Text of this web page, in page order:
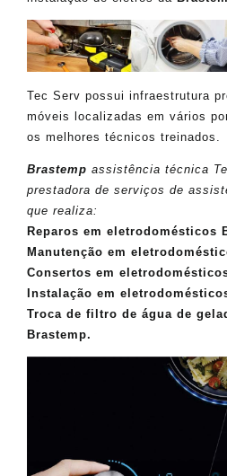
Tec Serv possui infraestrutura
móveis localizadas em vários
os melhores técnicos treinados.
Brastemp assistência técnica
prestadora de serviços de
que realiza:
Reparos em eletrodomésticos
Manutenção em
Consertos em
Instalação em
Troca de filtro de água de
Brastemp.